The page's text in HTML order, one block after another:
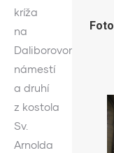
kríža
na
Daliborovom
námestí
a druhí
z kostola
Sv.
Arnolda
Foto